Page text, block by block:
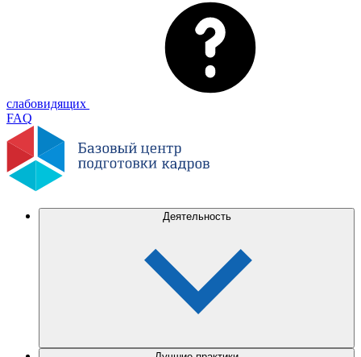
слабовидящих
FAQ
Деятельность